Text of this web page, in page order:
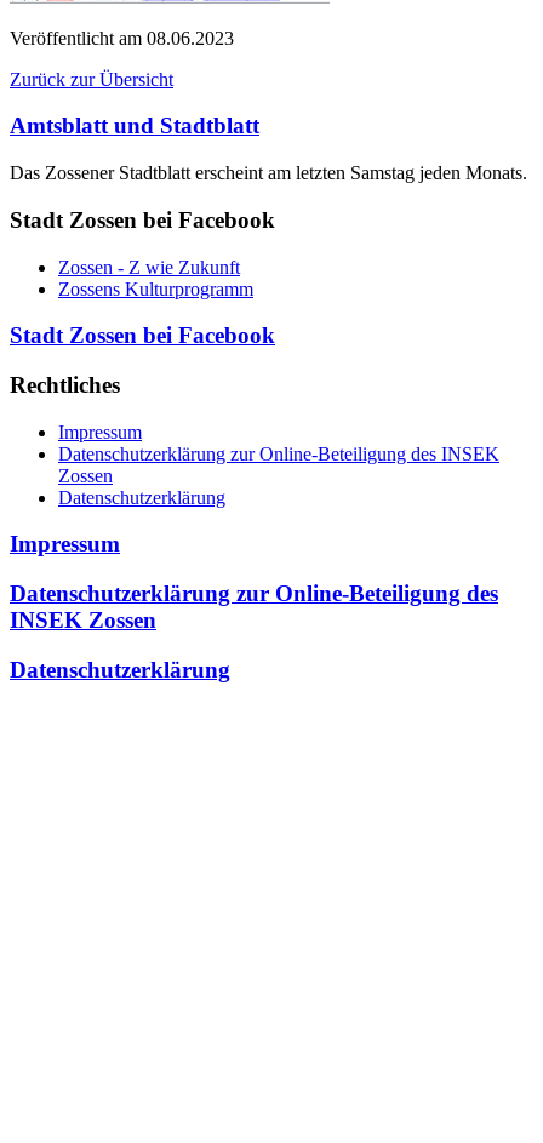
Veröffentlicht am 08.06.2023
Zurück zur Übersicht
Amtsblatt und Stadtblatt
Das Zossener Stadtblatt erscheint am letzten Samstag jeden Monats.
Stadt Zossen bei Facebook
Zossen - Z wie Zukunft
Zossens Kulturprogramm
Stadt Zossen bei Facebook
Rechtliches
Impressum
Datenschutzerklärung zur Online-Beteiligung des INSEK
Zossen
Datenschutzerklärung
Impressum
Datenschutzerklärung zur Online-Beteiligung des
INSEK Zossen
Datenschutzerklärung